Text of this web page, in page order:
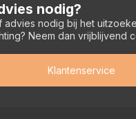
nodig?
advies nodig bij het
Neem dan vrijblijvend
Klantenservice